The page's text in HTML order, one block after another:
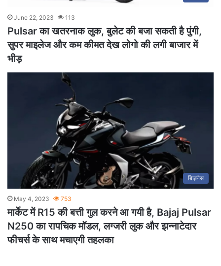
June 22, 2023 113
Pulsar का खतरनाक लुक, बुलेट की बजा सकती है पुंगी,
सुपर माइलेज और कम कीमत देख लोगो की लगी बाजार में
भीड़
बिज़नेस
May 4, 2023 753
मार्केट में R15 की बत्ती गुल करने आ गयी है, Bajaj Pulsar
N250 का रापचिक मॉडल, लग्जरी लुक और झन्नाटेदार
फीचर्स के साथ मचाएगी तहलका